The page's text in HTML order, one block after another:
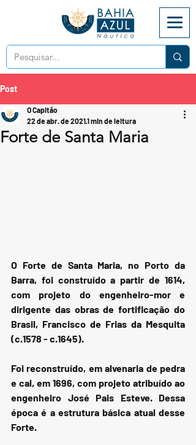
Post
Forte de Santa Maria
O Capitão
22 de abr. de 20211 min de leitura
O Forte de Santa Maria, no Porto da
Barra, foi construído a partir de 1614,
com projeto do engenheiro-mor e
dirigente das obras de fortificação do
Brasil, Francisco de Frias da Mesquita
(c.1578 - c.1645).
Foi reconstruído, em alvenaria de pedra
e cal, em 1696, com projeto atribuído ao
engenheiro José Pais Esteve. Dessa
época é a estrutura básica atual desse
Forte.